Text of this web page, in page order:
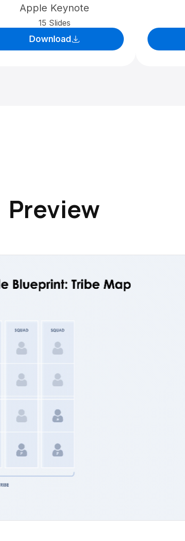
Apple Keynote
15 Slides
Download
Preview